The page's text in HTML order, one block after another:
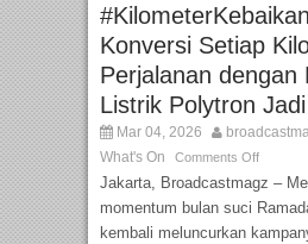
Konversi Setiap
Perjalanan dengan
Listrik Polytron
Mar 04, 2026
What's On Comments Off
Jakarta, Broadcastmagz –
momentum bulan suci
kembali meluncurkan